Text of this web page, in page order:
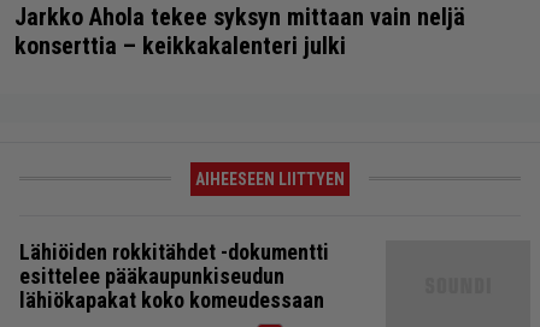
Jarkko Ahola tekee syksyn mittaan vain neljä
konserttia – keikkakalenteri julki
AIHEESEEN LIITTYEN
Lähiöiden rokkitähdet -dokumentti
esittelee pääkaupunkiseudun
lähiökapakat koko komeudessaan